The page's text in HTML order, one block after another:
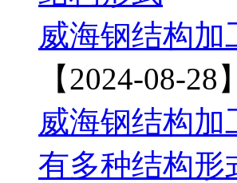
威海钢结构
【2024-08-28】
威海钢结构
有多种结构形